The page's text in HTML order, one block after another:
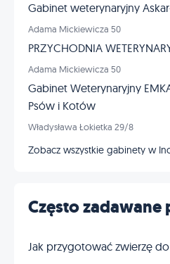
Gabinet weterynaryjny
Adama Mickiewicza 50
PRZYCHODNIA
Adama Mickiewicza 50
Gabinet Weterynaryjny
Psów i Kotów
Władysława Łokietka 29/8
Zobacz wszystkie gabinety w
Często zadawane
Jak przygotować zwierzę